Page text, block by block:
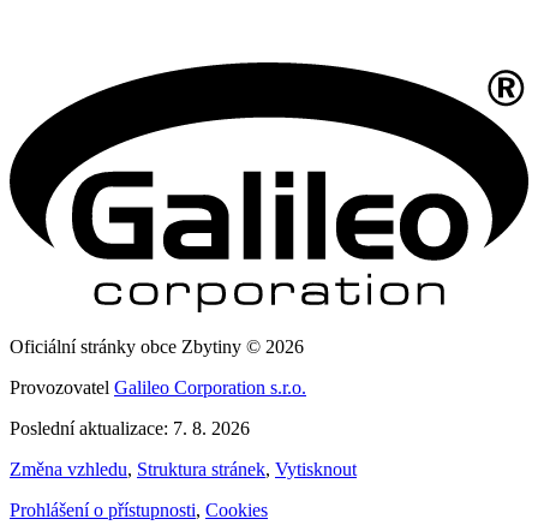
Oficiální stránky obce Zbytiny © 2026
Provozovatel Galileo Corporation s.r.o.
Poslední aktualizace: 7. 8. 2026
Změna vzhledu, Struktura stránek, Vytisknout
Prohlášení o přístupnosti, Cookies